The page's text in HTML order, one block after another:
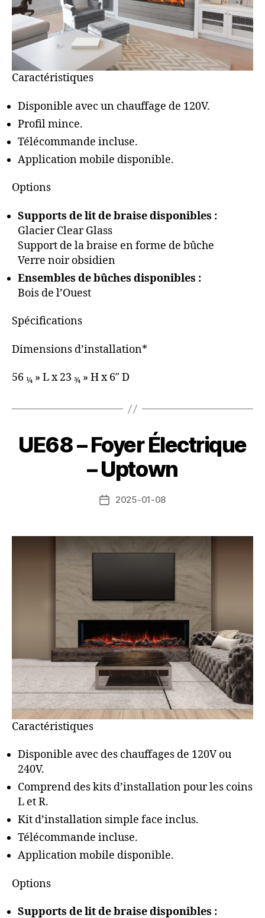
Caractéristiques
Disponible avec un chauffage de 120V.
Profil mince.
Télécommande incluse.
Application mobile disponible.
Options
Supports de lit de braise disponibles :
Glacier Clear Glass
Support de la braise en forme de bûche
Verre noir obsidien
Ensembles de bûches disponibles :
Bois de l’Ouest
Spécifications
Dimensions d’installation*
56 1⁄4 » L x 23 3⁄4 » H x 6″ D
UE68 – Foyer Électrique
– Uptown
2025-01-08
Caractéristiques
Disponible avec des chauffages de 120V ou
240V.
Comprend des kits d’installation pour les coins
L et R.
Kit d’installation simple face inclus.
Télécommande incluse.
Application mobile disponible.
Options
Supports de lit de braise disponibles :